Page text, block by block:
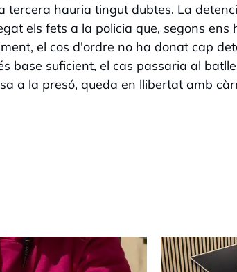
tercera hauria tingut dubtes. La
els fets a la policia que, segons
el cos d'ordre no ha donat cap
base suficient, el cas passaria al
a la presó, queda en llibertat amb